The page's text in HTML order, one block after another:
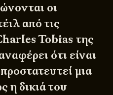
οι
από τις
Tobias της
ότι είναι
μια
η δικιά του